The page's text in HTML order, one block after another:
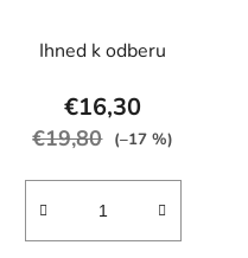
Ihned k odberu
€16,30
€19,80 (–17 %)